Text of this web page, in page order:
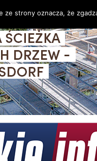
ze strony oznacza, że